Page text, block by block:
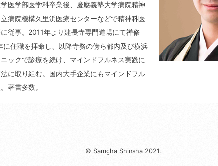
医学部医学科卒業後、慶應義塾大学病院精神
病院機構久里浜医療センターなどで精神科医
従事。2011年より建長寺専門道場にて禅修
に住職を拝命し、以降寺務の傍ら都内及び横浜
ックで診療を続け、マインドフルネス実践に
に取り組む。国内大手企業にもマインドフル
著書多数。
© Samgha Shinsha 2021.